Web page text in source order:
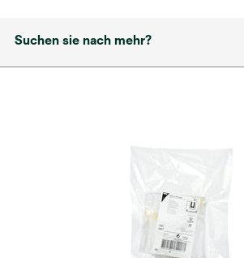
Suchen sie nach mehr?